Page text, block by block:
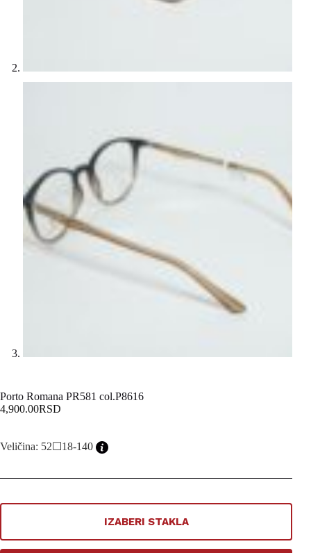
Porto Romana PR581 col.P8616
4,900.00RSD
Veličina: 52☐18-140
IZABERI STAKLA